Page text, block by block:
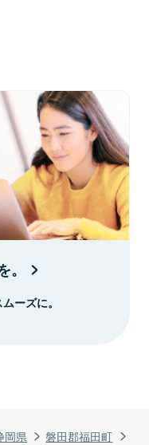
岡県
磐田郡福田町
ーズに。